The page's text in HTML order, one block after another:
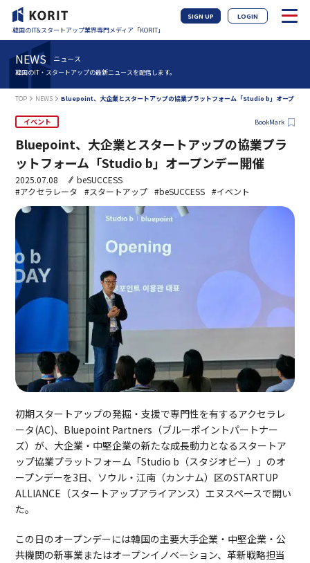
韓国のIT&スタートアップ業界専門メディア「KORIT」
SIGN UP LOGIN
NEWS ニュース
韓国のIT・スタートアップの最新ニュースを配信します。
TOP NEWS Bluepoint、大企業とスタートアップの協業プラットフォーム「Studio b」オープンデ
イベント BookMark
Bluepoint、大企業とスタートアップの協業プラ
ットフォーム「Studio b」オープンデー開催
2025.07.08
beSUCCESS
#アクセラレータ
#スタートアップ #beSUCCESS #イベント
初期スタートアップの発掘・支援で専門性を有するアクセラレ
ータ(AC)、Bluepoint Partners（ブルーポイントパートナー
ズ）が、大企業・中堅企業の新たな成長動力となるスタートア
ップ協業プラットフォーム「Studio b（スタジオビー）」のオ
ープンデーを3日、ソウル・江南（カンナム）区のSTARTUP
ALLIANCE（スタートアップアライアンス）エヌスペースで開い
た。
この日のオープンデーには韓国の主要大手企業・中堅企業・公
共機関の新事業またはオープンイノベーション、革新戦略担当